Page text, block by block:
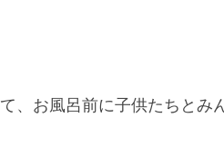
て、お風呂前に子供たちとみ